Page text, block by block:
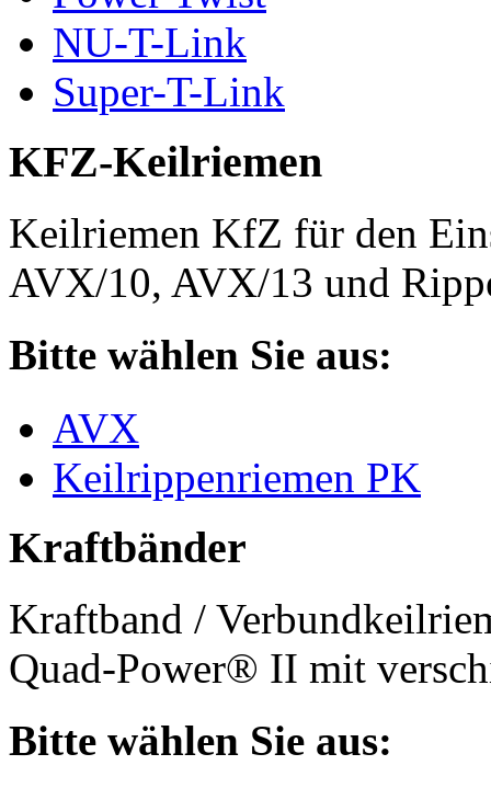
NU-T-Link
Super-T-Link
KFZ-Keilriemen
Keilriemen KfZ für den
AVX/10, AVX/13 und
Bitte wählen Sie aus:
AVX
Keilrippenriemen PK
Kraftbänder
Kraftband /
Quad-Power® II mit
Bitte wählen Sie aus: